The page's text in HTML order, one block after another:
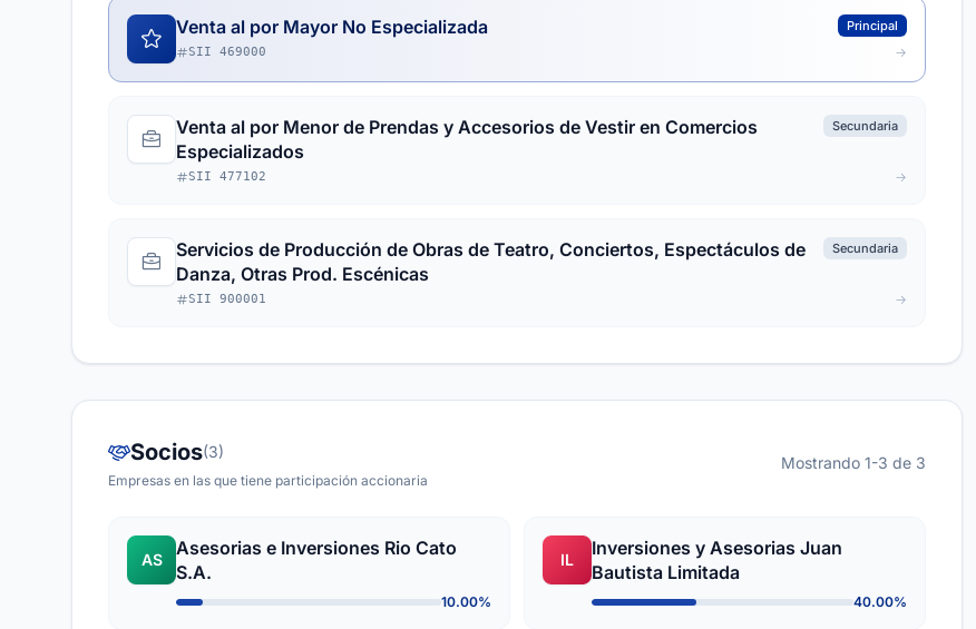
Venta al por Mayor No Especializada Principal
SII 469000
Venta al por Menor de Prendas y Accesorios de Vestir en Comercios
Especializados
Secundaria
SII 477102
Servicios de Producción de Obras de Teatro, Conciertos, Espectáculos de
Danza, Otras Prod. Escénicas
Secundaria
SII 900001
Socios(3)
Empresas en las que tiene participación accionaria
Mostrando 1-3 de 3
AS
Asesorias e Inversiones Rio Cato
S.A.
10.00%
IL
Inversiones y Asesorias Juan
Bautista Limitada
40.00%